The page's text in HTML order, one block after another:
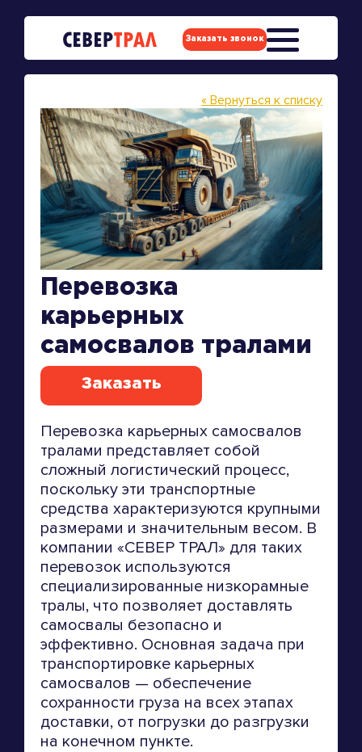
Заказать звонок
« Вернуться к списку
Перевозка
карьерных
самосвалов тралами
Заказать
Перевозка карьерных самосвалов
тралами представляет собой
сложный логистический процесс,
поскольку эти транспортные
средства характеризуются крупными
размерами и значительным весом. В
компании «СЕВЕР ТРАЛ» для таких
перевозок используются
специализированные низкорамные
тралы, что позволяет доставлять
самосвалы безопасно и
эффективно. Основная задача при
транспортировке карьерных
самосвалов — обеспечение
сохранности груза на всех этапах
доставки, от погрузки до разгрузки
на конечном пункте.